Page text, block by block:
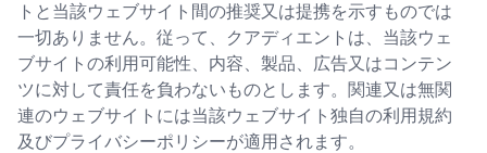
トと当該ウェブサイト間の推奨又は提携を示すものでは
一切ありません。従って、クアディエントは、当該ウェ
ブサイトの利用可能性、内容、製品、広告又はコンテン
ツに対して責任を負わないものとします。関連又は無関
連のウェブサイトには当該ウェブサイト独自の利用規約
及びプライバシーポリシーが適用されます。